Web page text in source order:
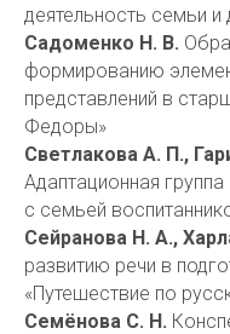
деятельность семьи и
Садоменко Н. В.
формированию
представлений в
Федоры»
Светлакова А. П.,
Адаптационная
с семьей
Сейранова Н. А.,
развитию речи в
«Путешествие по
Семёнова С. Н.